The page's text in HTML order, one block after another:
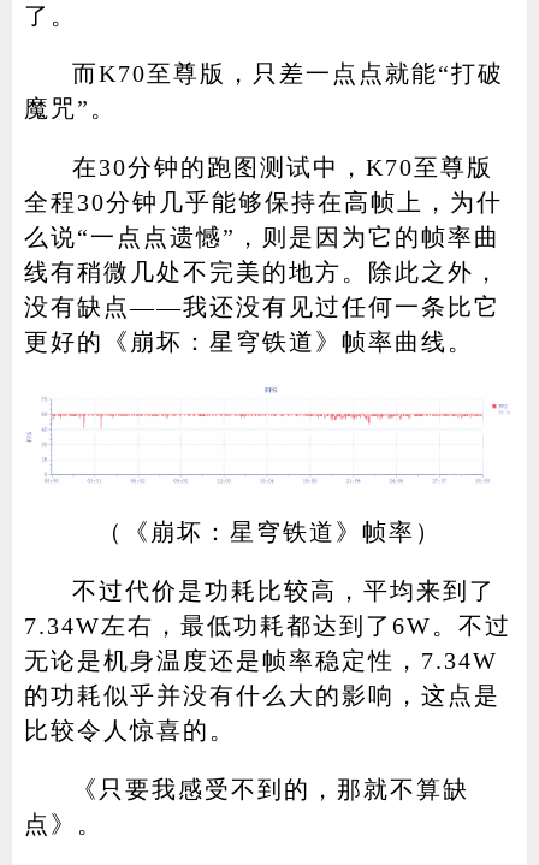
了。
而K70至尊版，只差一点点就能“打破
魔咒”。
在30分钟的跑图测试中，K70至尊版
全程30分钟几乎能够保持在高帧上，为什
么说“一点点遗憾”，则是因为它的帧率曲
线有稍微几处不完美的地方。除此之外，
没有缺点——我还没有见过任何一条比它
更好的《崩坏：星穹铁道》帧率曲线。
（《崩坏：星穹铁道》帧率）
不过代价是功耗比较高，平均来到了
7.34W左右，最低功耗都达到了6W。不过
无论是机身温度还是帧率稳定性，7.34W
的功耗似乎并没有什么大的影响，这点是
比较令人惊喜的。
《只要我感受不到的，那就不算缺
点》。